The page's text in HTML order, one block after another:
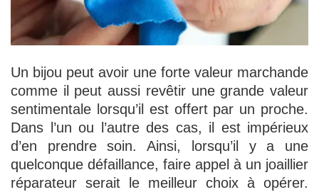
Un bijou peut avoir une forte valeur marchande
comme il peut aussi revêtir une grande valeur
sentimentale lorsqu’il est offert par un proche.
Dans l’un ou l’autre des cas, il est impérieux
d’en prendre soin. Ainsi, lorsqu’il y a une
quelconque défaillance, faire appel à un joaillier
réparateur serait le meilleur choix à opérer.